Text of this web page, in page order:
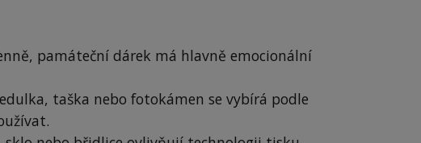
památeční dárek má hlavně emocionální
taška nebo fotokámen se vybírá podle